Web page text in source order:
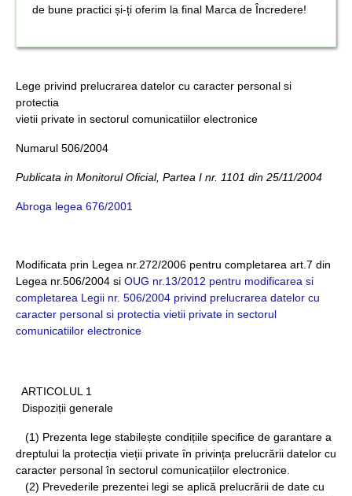
de bune practici și-ți oferim la final Marca de Încredere!
Lege privind prelucrarea datelor cu caracter personal si
protectia
vietii private in sectorul comunicatiilor electronice
Numarul 506/2004
Publicata in Monitorul Oficial, Partea I nr. 1101 din 25/11/2004
Abroga legea 676/2001
Modificata prin Legea nr.272/2006 pentru completarea art.7 din
Legea nr.506/2004 si OUG nr.13/2012 pentru modificarea si
completarea Legii nr. 506/2004 privind prelucrarea datelor cu
caracter personal si protectia vietii private in sectorul
comunicatiilor electronice
ARTICOLUL 1
Dispoziții generale
(1) Prezenta lege stabilește condițiile specifice de garantare a
dreptului la protecția vieții private în privința prelucrării datelor cu
caracter personal în sectorul comunicațiilor electronice.
(2) Prevederile prezentei legi se aplică prelucrării de date cu